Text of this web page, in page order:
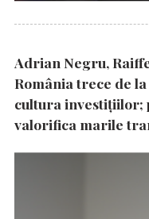
Adrian Negru,
România trece de
cultura investițiilor;
valorifica marile